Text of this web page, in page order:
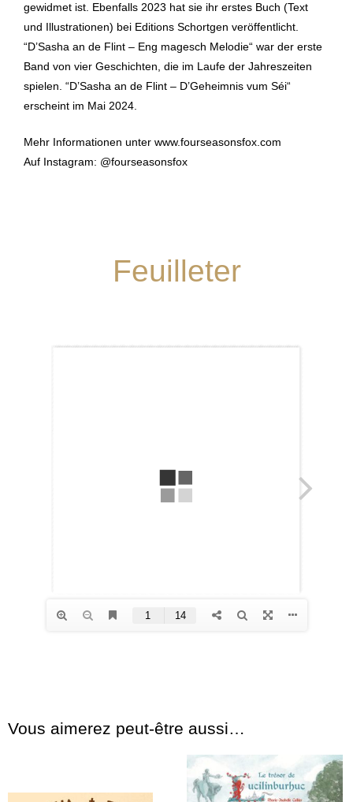
gewidmet ist. Ebenfalls 2023 hat sie ihr erstes Buch (Text
und Illustrationen) bei Editions Schortgen veröffentlicht.
“D’Sasha an de Flint – Eng magesch Melodie“ war der erste
Band von vier Geschichten, die im Laufe der Jahreszeiten
spielen. “D’Sasha an de Flint – D’Geheimnis vum Séi“
erscheint im Mai 2024.
Mehr Informationen unter www.fourseasonsfox.com
Auf Instagram: @fourseasonsfox
Feuilleter
Vous aimerez peut-être aussi…